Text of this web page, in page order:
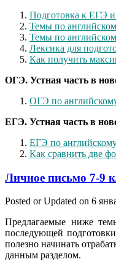
Подготовка к ЕГЭ
Темы по
Темы по
Лексика для
Как получить
ОГЭ. Устная часть в
ОГЭ по
ЕГЭ. Устная часть в
ЕГЭ по
Как сравнить две
Личное письмо 7-9
Posted or Updated on 6
Предлагаемые ниже
последующей
полезно начинать
данным разделом.